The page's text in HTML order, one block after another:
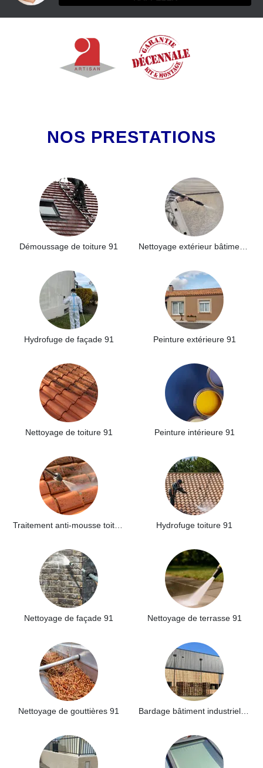
NOS PRESTATIONS
Démoussage de toiture 91
Hydrofuge de façade 91 Peinture extérieure 91
Nettoyage de toiture 91 Peinture intérieure 91
Hydrofuge toiture 91
Nettoyage de façade 91 Nettoyage de terrasse 91
Nettoyage de gouttières 91